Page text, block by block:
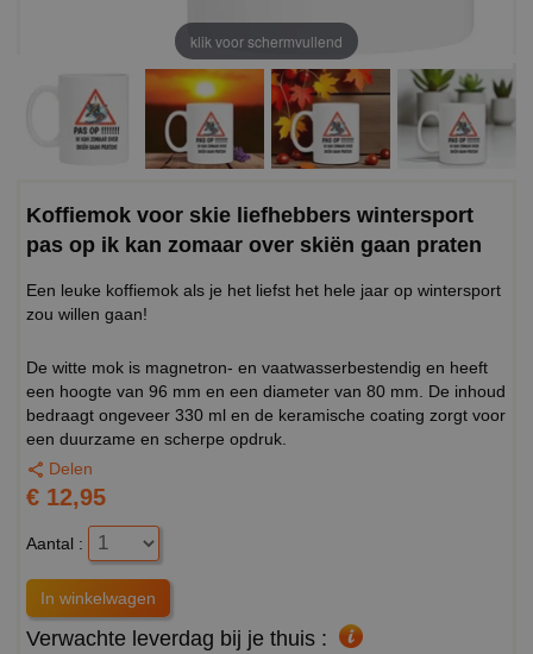
klik voor schermvullend
Koffiemok voor skie liefhebbers wintersport
pas op ik kan zomaar over skiën gaan praten
Een leuke koffiemok als je het liefst het hele jaar op wintersport
zou willen gaan!
De witte mok is magnetron- en vaatwasserbestendig en heeft
een hoogte van 96 mm en een diameter van 80 mm. De inhoud
bedraagt ongeveer 330 ml en de keramische coating zorgt voor
een duurzame en scherpe opdruk.
Delen
€ 12,95
Aantal :
Verwachte leverdag bij je thuis :